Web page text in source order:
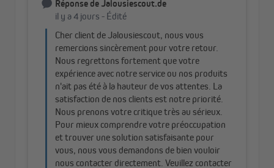
plus petites : il vous suffit de le couper avec des ciseaux à la taille
souhaitée. La toile ne s’effiloche pas, donc aucun travail de
couture supplémentaire n’est nécessaire, pour une installation
rapide et sans effort.
Noir ou blanc ?
Une toile en maille foncé absorbe une grande partie de
la lumière incidente, tout en offrant une vue plus claire
vers l’extérieur, ce qui le rend plus agréable pour les
yeux.